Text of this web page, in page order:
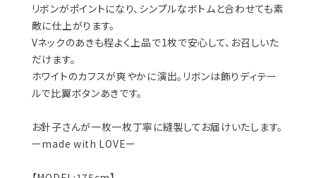
リボンがポイントになり、シンプルなボトムと合わせても素
敵に仕上がります。
Vネックのあきも程よく上品で1枚で安心して、お召しいた
だけます。
ホワイトのカフスが爽やかに演出。リボンは飾りディテー
ルで比翼ボタンあきです。
お針子さんが一枚一枚丁寧に縫製してお届けいたします。
ーmade with LOVEー